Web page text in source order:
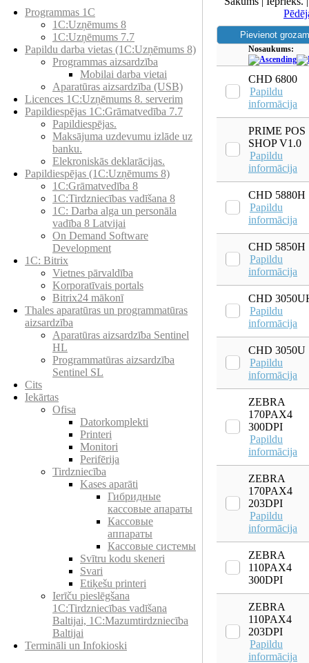
Programmas 1C
1C:Uzņēmums 8
1C:Uzņēmums 7.7
Papildu darba vietas (1C:Uzņēmums 8)
Programmas aizsardzība
Mobilai darba vietai
Aparatūras aizsardzība (USB)
Licences 1C:Uzņēmums 8. serverim
Papildiespējas 1C:Grāmatvedība 7.7
Papildiespējas.
Maksājuma uzdevumu izlāde uz
banku.
Elekroniskās deklarācijas.
Papildiespējas (1C:Uzņēmums 8)
1C:Grāmatvedība 8
1C:Tirdzniecības vadīšana 8
1С: Darba alga un personāla
vadība 8 Latvijai
On Demand Software
Development
1C: Bitrix
Vietnes pārvaldība
Korporatīvais portals
Bitrix24 mākonī
Thales aparatūras un programmatūras
aizsardzība
Aparatūras aizsardzība Sentinel
HL
Programmatūras aizsardzība
Sentinel SL
Cits
Iekārtas
Ofisa
Datorkomplekti
Printeri
Monitori
Perifērija
Tirdzniecība
Kases aparāti
Гибридные
кассовые апараты
Кассовые
аппараты
Кассовые системы
Svītru kodu skeneri
Svari
Etiķešu printeri
Ierīču pieslēgšana
1C:Tirdzniecības vadīšana
Baltijai, 1C:Mazumtirdzniecība
Baltijai
Termināli un Infokioski
Nosaukums:
CHD 6800
Papildu
informācija
PRIME POS
SHOP V1.0
Papildu
informācija
CHD 5880H
Papildu
informācija
CHD 5850H
Papildu
informācija
CHD
Papildu
informācija
CHD 3050U
Papildu
informācija
ZEBRA
170PAX4
300DPI
Papildu
informācija
ZEBRA
170PAX4
203DPI
Papildu
informācija
ZEBRA
110PAX4
300DPI
ZEBRA
110PAX4
203DPI
Papildu
informācija